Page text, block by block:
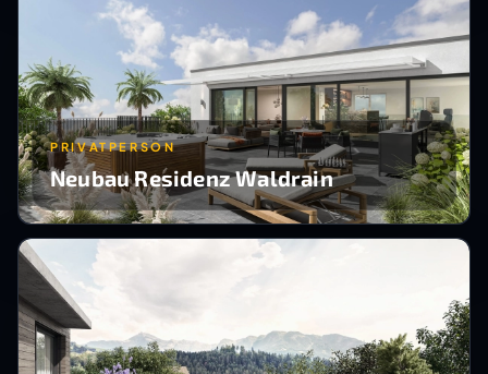
PRIVATPERSON
Neubau Residenz Waldrain